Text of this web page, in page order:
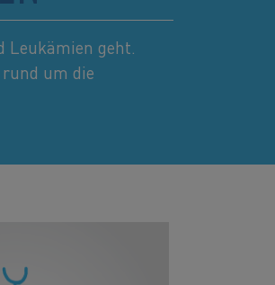
Leukämien geht.
um die